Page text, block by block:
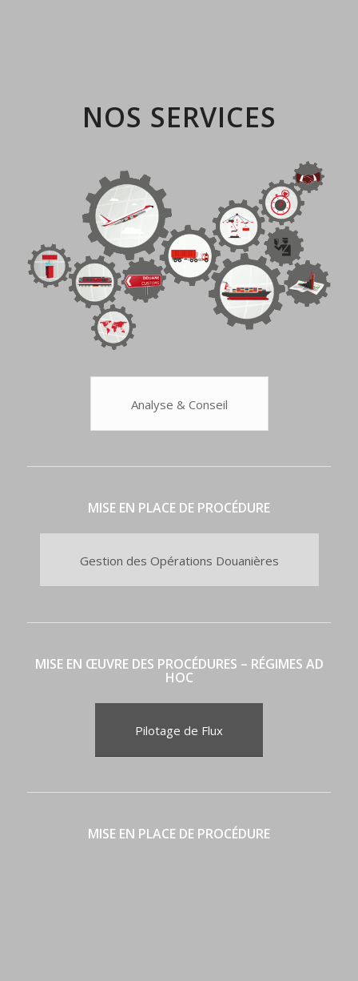
NOS SERVICES
Analyse & Conseil
MISE EN PLACE DE PROCÉDURE
Gestion des Opérations Douanières
MISE EN ŒUVRE DES PROCÉDURES – RÉGIMES AD
HOC
Pilotage de Flux
MISE EN PLACE DE PROCÉDURE